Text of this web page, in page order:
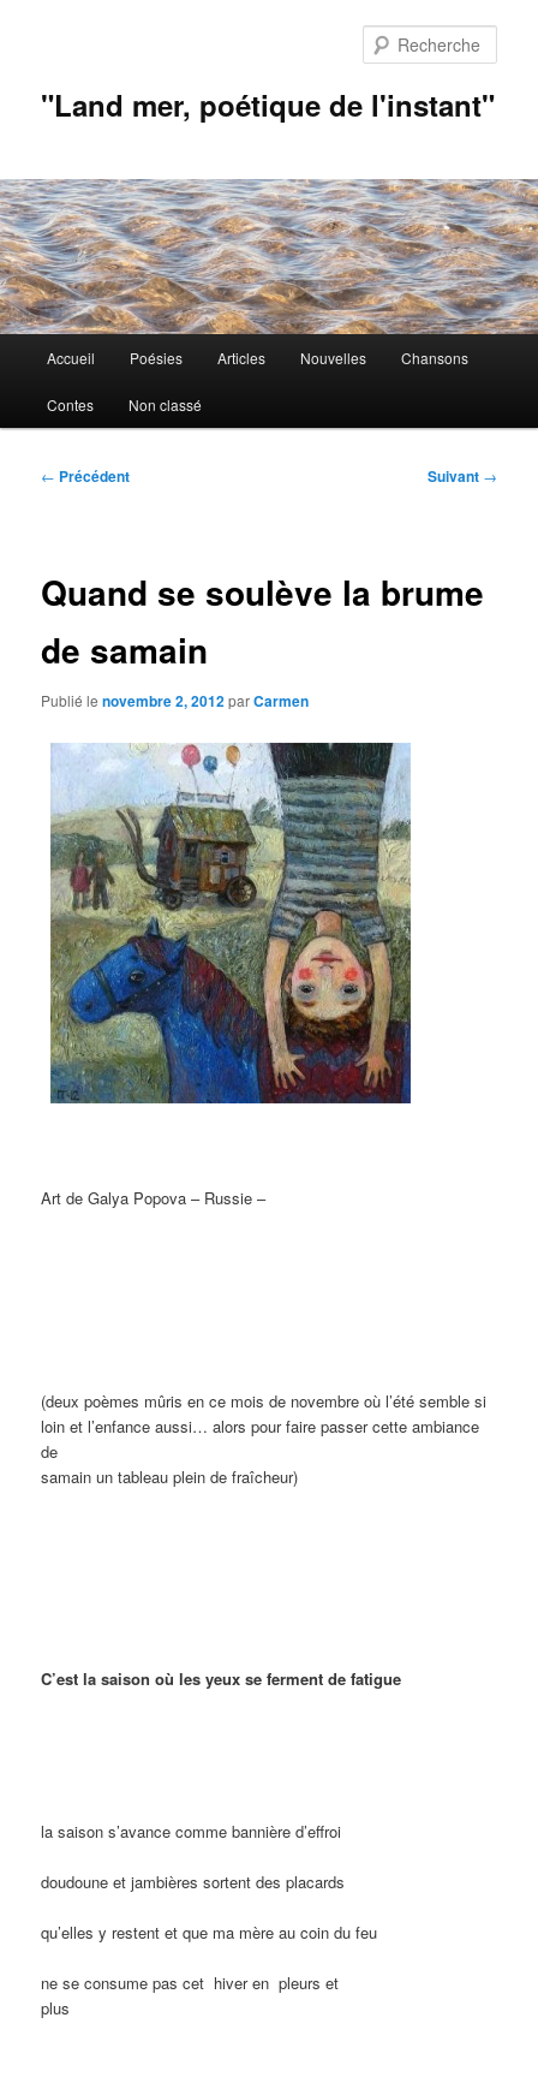
"Land mer, poétique de l'instant"
principal
Accueil Poésies Articles Nouvelles Chansons
Contes Non classé
Navigation
← Précédent Suivant →
Quand se soulève la brume
de samain
Publié lenovembre 2, 2012parCarmen
Art de Galya Popova – Russie –
(deux poèmes mûris en ce mois de novembre où l’été semble si
loin et l’enfance aussi… alors pour faire passer cette ambiance
de
samain un tableau plein de fraîcheur)
C’est la saison où les yeux se ferment de fatigue
la saison s’avance comme bannière d’effroi
doudoune et jambières sortent des placards
qu’elles y restent et que ma mère au coin du feu
ne se consume pas cet hiver en pleurs et
plus